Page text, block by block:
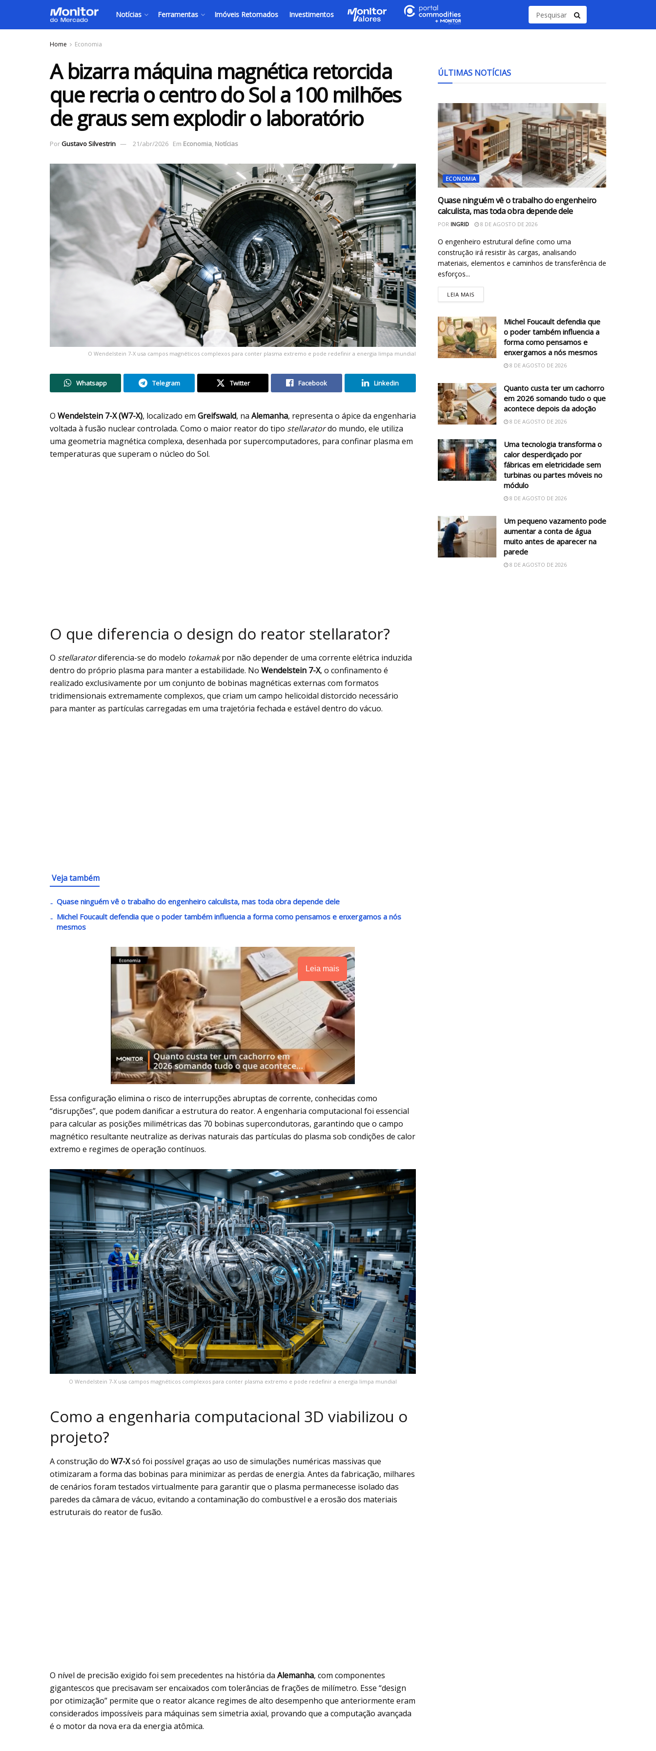
Notícias Ferramentas Imóveis Retomados Investimentos
Home Economia
A bizarra máquina magnética retorcida
que recria o centro do Sol a 100 milhões
de graus sem explodir o laboratório
PorGustavo Silvestrin 21/abr/2026 Em Economia, Notícias
O Wendelstein 7-X usa campos magnéticos complexos para conter plasma extremo e pode redefinir a energia limpa mundial
Whatsapp Telegram Twitter Facebook Linkedin
O Wendelstein 7-X (W7-X), localizado em Greifswald, na Alemanha, representa o ápice da engenharia
voltada à fusão nuclear controlada. Como o maior reator do tipo stellaratordo mundo, ele utiliza
uma geometria magnética complexa, desenhada por supercomputadores, para confinar plasma em
temperaturas que superam o núcleo do Sol.
O que diferencia o design do reator stellarator?
O stellaratordiferencia-se do modelo tokamakpor não depender de uma corrente elétrica induzida
dentro do próprio plasma para manter a estabilidade. No Wendelstein 7-X, o confinamento é
realizado exclusivamente por um conjunto de bobinas magnéticas externas com formatos
tridimensionais extremamente complexos, que criam um campo helicoidal distorcido necessário
para manter as partículas carregadas em uma trajetória fechada e estável dentro do vácuo.
Veja também
Quase ninguém vê o trabalho do engenheiro calculista, mas toda obra depende dele
Michel Foucault defendia que o poder também influencia a forma como pensamos e enxergamos a nós
mesmos
Leia mais
Essa configuração elimina o risco de interrupções abruptas de corrente, conhecidas como
“disrupções”, que podem danificar a estrutura do reator. A engenharia computacional foi essencial
para calcular as posições milimétricas das 70 bobinas supercondutoras, garantindo que o campo
magnético resultante neutralize as derivas naturais das partículas do plasma sob condições de calor
extremo e regimes de operação contínuos.
O Wendelstein 7-X usa campos magnéticos complexos para conter plasma extremo e pode redefinir a energia limpa mundial
Como a engenharia computacional 3D viabilizou o
projeto?
A construção do W7-Xsó foi possível graças ao uso de simulações numéricas massivas que
otimizaram a forma das bobinas para minimizar as perdas de energia. Antes da fabricação, milhares
de cenários foram testados virtualmente para garantir que o plasma permanecesse isolado das
paredes da câmara de vácuo, evitando a contaminação do combustível e a erosão dos materiais
estruturais do reator de fusão.
O nível de precisão exigido foi sem precedentes na história da Alemanha, com componentes
gigantescos que precisavam ser encaixados com tolerâncias de frações de milímetro. Esse “design
por otimização” permite que o reator alcance regimes de alto desempenho que anteriormente eram
considerados impossíveis para máquinas sem simetria axial, provando que a computação avançada
é o motor da nova era da energia atômica.
ÚLTIMAS NOTÍCIAS
ECONOMIA
Quase ninguém vê o trabalho do engenheiro
calculista, mas toda obra depende dele
POR INGRID 8 DE AGOSTO DE 2026
O engenheiro estrutural define como uma
construção irá resistir às cargas, analisando
materiais, elementos e caminhos de transferência de
esforços...
LEIA MAIS
Michel Foucault defendia que
o poder também influencia a
forma como pensamos e
enxergamos a nós mesmos
8 DE AGOSTO DE 2026
Quanto custa ter um cachorro
em 2026 somando tudo o que
acontece depois da adoção
8 DE AGOSTO DE 2026
Uma tecnologia transforma o
calor desperdiçado por
fábricas em eletricidade sem
turbinas ou partes móveis no
módulo
8 DE AGOSTO DE 2026
Um pequeno vazamento pode
aumentar a conta de água
muito antes de aparecer na
parede
8 DE AGOSTO DE 2026